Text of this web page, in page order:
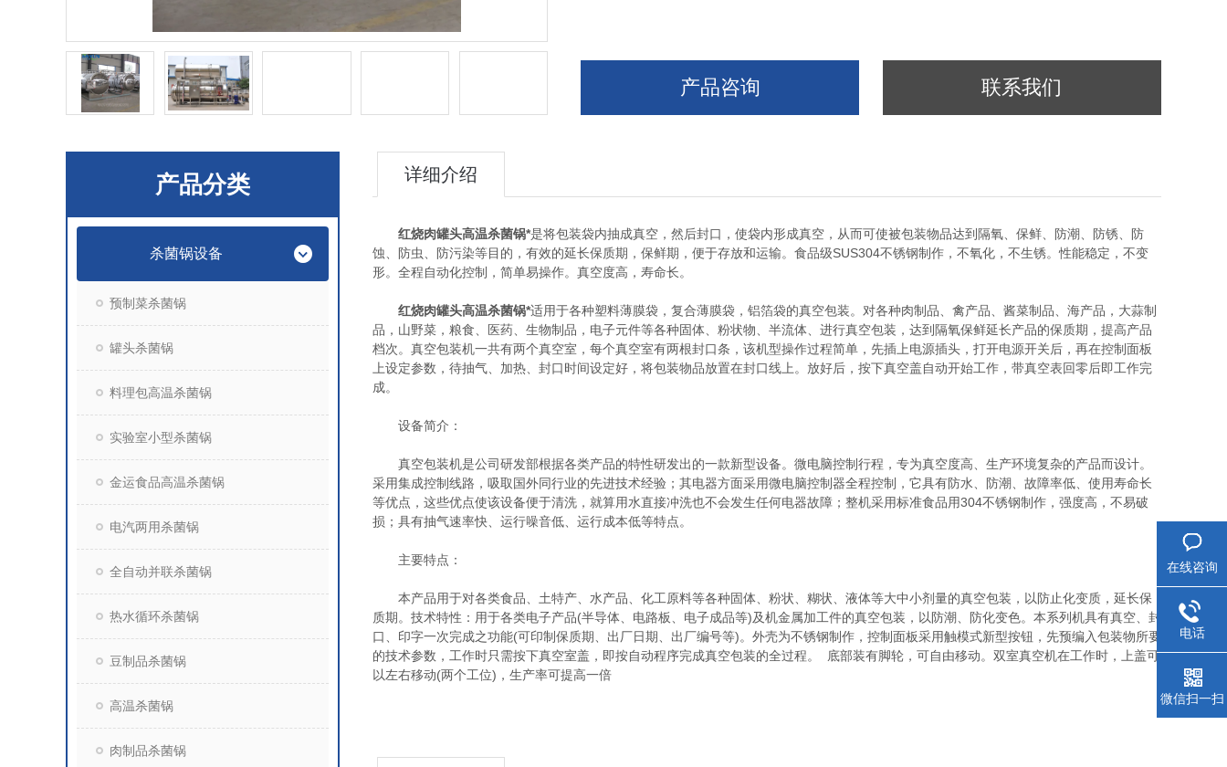
产品咨询 联系我们
产品分类
杀菌锅设备
预制菜杀菌锅
罐头杀菌锅
料理包高温杀菌锅
实验室小型杀菌锅
金运食品高温杀菌锅
电汽两用杀菌锅
全自动并联杀菌锅
热水循环杀菌锅
豆制品杀菌锅
高温杀菌锅
肉制品杀菌锅
详细介绍
红烧肉罐头高温杀菌锅*是将包装袋内抽成真空，然后封口，使袋内形成真空，从而可使被包装物品达到隔氧、保鲜、防潮、防锈、防
蚀、防虫、防污染等目的，有效的延长保质期，保鲜期，便于存放和运输。食品级SUS304不锈钢制作，不氧化，不生锈。性能稳定，不变
形。全程自动化控制，简单易操作。真空度高，寿命长。
红烧肉罐头高温杀菌锅*适用于各种塑料薄膜袋，复合薄膜袋，铝箔袋的真空包装。对各种肉制品、禽产品、酱菜制品、海产品，大蒜制
品，山野菜，粮食、医药、生物制品，电子元件等各种固体、粉状物、半流体、进行真空包装，达到隔氧保鲜延长产品的保质期，提高产品
档次。真空包装机一共有两个真空室，每个真空室有两根封口条，该机型操作过程简单，先插上电源插头，打开电源开关后，再在控制面板
上设定参数，待抽气、加热、封口时间设定好，将包装物品放置在封口线上。放好后，按下真空盖自动开始工作，带真空表回零后即工作完
成。
设备简介：
真空包装机是公司研发部根据各类产品的特性研发出的一款新型设备。微电脑控制行程，专为真空度高、生产环境复杂的产品而设计。
采用集成控制线路，吸取国外同行业的先进技术经验；其电器方面采用微电脑控制器全程控制，它具有防水、防潮、故障率低、使用寿命长
等优点，这些优点使该设备便于清洗，就算用水直接冲洗也不会发生任何电器故障；整机采用标准食品用304不锈钢制作，强度高，不易破
损；具有抽气速率快、运行噪音低、运行成本低等特点。
主要特点：
本产品用于对各类食品、土特产、水产品、化工原料等各种固体、粉状、糊状、液体等大中小剂量的真空包装，以防止化变质，延长保
质期。技术特性：用于各类电子产品(半导体、电路板、电子成品等)及机金属加工件的真空包装，以防潮、防化变色。本系列机具有真空、封
口、印字一次完成之功能(可印制保质期、出厂日期、出厂编号等)。外壳为不锈钢制作，控制面板采用触模式新型按钮，先预编入包装物所要
的技术参数，工作时只需按下真空室盖，即按自动程序完成真空包装的全过程。 底部装有脚轮，可自由移动。双室真空机在工作时，上盖可
以左右移动(两个工位)，生产率可提高一倍
在线咨询
电话
微信扫一扫